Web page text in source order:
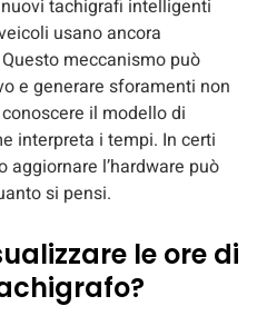
tachigrafi intelligenti
usano ancora
meccanismo può
e generare sforamenti non
il modello di
interpreta i tempi. In certi
l’hardware può
si pensi.
le ore di